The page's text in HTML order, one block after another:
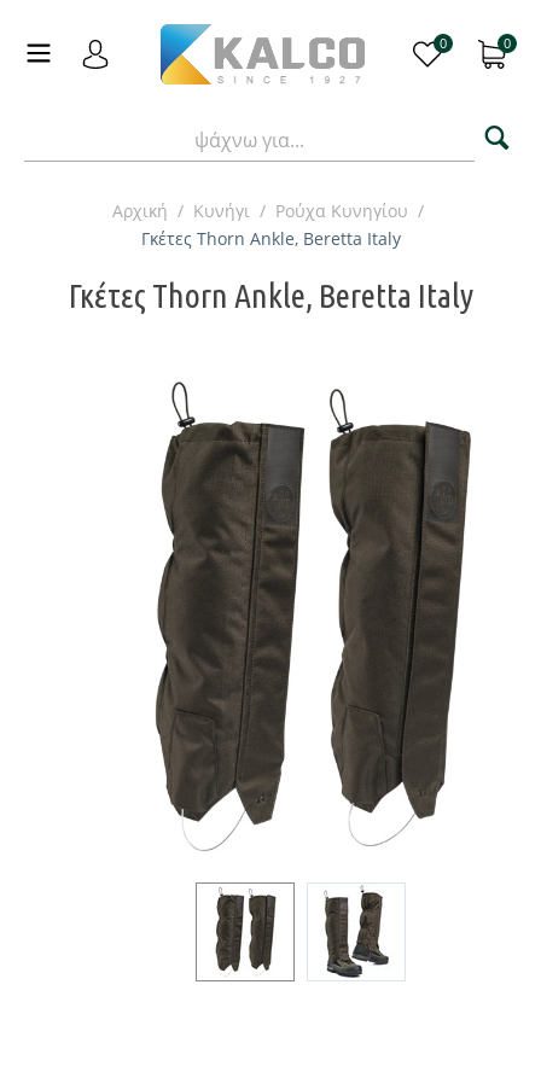
0 0
Αρχική / Κυνήγι / Ρούχα Κυνηγίου /
Γκέτες Thorn Ankle, Beretta Italy
Γκέτες Thorn Ankle, Beretta Italy